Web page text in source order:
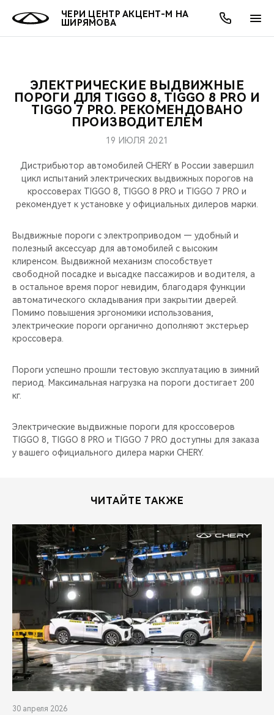
ЧЕРИ ЦЕНТР АКЦЕНТ-М НА
ШИРЯМОВА
МОДЕЛИ
СЕДАНЫ
НОВИНКИ
ПОКУПАТЕЛЯМ
ВЫБОР И ПОКУПКА
ВЛАДЕЛЬЦАМ
ПОДДЕРЖКА
МИР CHERY
CHERY В СОЦСЕТЯХ
БЛАГОТВОРИТЕЛЬНОСТЬ
CHERY REMOTE
CHERY И СПОРТ
НАШИ МЕРОПРИЯТИЯ
ВИДЕООБЗОРЫ
CHERY ДЛЯ ДЕТЕЙ
АКЦИИ
ВЫГОДЫ И АКЦИИ
ОНЛАЙН СЕРВИСЫ
ВЫБОР И ПОКУПКА
О КОМПАНИИ
ЭЛЕКТРИЧЕСКИЕ ВЫДВИЖНЫЕ
ПОРОГИ ДЛЯ TIGGO 8, TIGGO 8 PRO И
TIGGO 7 PRO. РЕКОМЕНДОВАНО
ПРОИЗВОДИТЕЛЕМ
19 ИЮЛЯ 2021
Дистрибьютор автомобилей CHERY в России завершил
цикл испытаний электрических выдвижных порогов на
кроссоверах TIGGO 8, TIGGO 8 PRO и TIGGO 7 PRO и
рекомендует к установке у официальных дилеров марки.
Выдвижные пороги с электроприводом — удобный и
полезный аксессуар для автомобилей с высоким
клиренсом. Выдвижной механизм способствует
свободной посадке и высадке пассажиров и водителя, а
в остальное время порог невидим, благодаря функции
автоматического складывания при закрытии дверей.
Помимо повышения эргономики использования,
электрические пороги органично дополняют экстерьер
кроссовера.
Пороги успешно прошли тестовую эксплуатацию в зимний
период. Максимальная нагрузка на пороги достигает 200
кг.
Электрические выдвижные пороги для кроссоверов
TIGGO 8, TIGGO 8 PRO и TIGGO 7 PRO доступны для заказа
у вашего официального дилера марки CHERY.
ЧИТАЙТЕ ТАКЖЕ
30 апреля 2026